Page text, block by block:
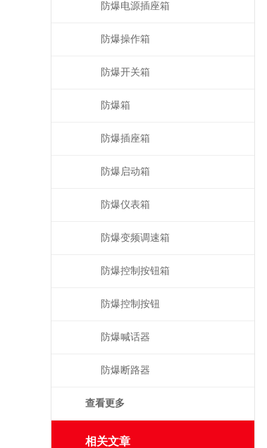
防爆电源插座箱
防爆操作箱
防爆开关箱
防爆箱
防爆插座箱
防爆启动箱
防爆仪表箱
防爆变频调速箱
防爆控制按钮箱
防爆控制按钮
防爆喊话器
防爆断路器
查看更多
相关文章